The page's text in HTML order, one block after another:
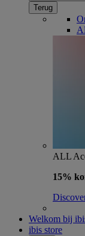
Terug
ALL
15%
Welkom bij
ibis store